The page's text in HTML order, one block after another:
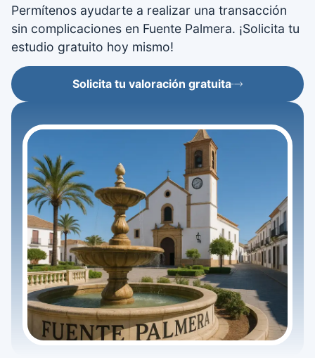
Permítenos ayudarte a realizar una transacción
sin complicaciones en Fuente Palmera. ¡Solicita tu
estudio gratuito hoy mismo!
Solicita tu valoración gratuita